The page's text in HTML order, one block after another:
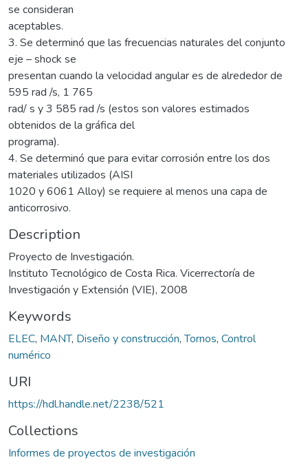
se consideran
aceptables.
3. Se determinó que las frecuencias naturales del conjunto
eje – shock se
presentan cuando la velocidad angular es de alrededor de
595 rad /s, 1 765
rad/ s y 3 585 rad /s (estos son valores estimados
obtenidos de la gráfica del
programa).
4. Se determinó que para evitar corrosión entre los dos
materiales utilizados (AISI
1020 y 6061 Alloy) se requiere al menos una capa de
anticorrosivo.
Description
Proyecto de Investigación.
Instituto Tecnológico de Costa Rica. Vicerrectoría de
Investigación y Extensión (VIE), 2008
Keywords
ELEC, MANT, Diseño y construcción,Tornos, Control
numérico
URI
https://hdl.handle.net/2238/521
Collections
Informes de proyectos de investigación